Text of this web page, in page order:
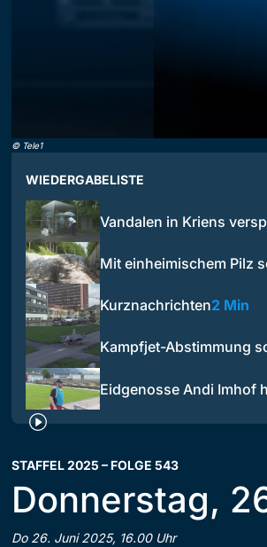
© Tele1
WIEDERGABELISTE
Vandalen in Kriens
Mit einheimischem Pilz
Kurznachrichten2 Min
Kampfjet-Abstimmung
Eidgenosse Andi Imhof
STAFFEL 2025 – FOLGE 543
Donnerstag,
Do 26. Juni 2025, 16.00 Uhr